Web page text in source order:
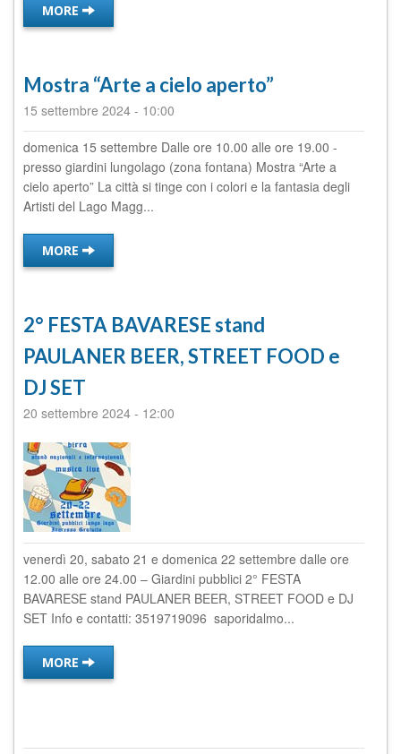
MORE
Mostra “Arte a cielo aperto”
15 settembre 2024 - 10:00
domenica 15 settembre Dalle ore 10.00 alle ore 19.00 -
presso giardini lungolago (zona fontana) Mostra “Arte a
cielo aperto” La città si tinge con i colori e la fantasia degli
Artisti del Lago Magg...
MORE
2° FESTA BAVARESE stand
PAULANER BEER, STREET FOOD e
DJ SET
20 settembre 2024 - 12:00
venerdì 20, sabato 21 e domenica 22 settembre dalle ore
12.00 alle ore 24.00 – Giardini pubblici 2° FESTA
BAVARESE stand PAULANER BEER, STREET FOOD e DJ
SET Info e contatti: 3519719096 saporidalmo...
MORE